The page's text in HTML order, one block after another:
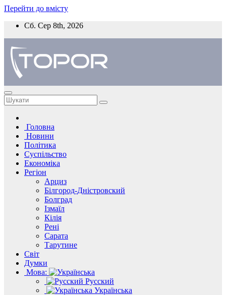
Перейти до вмісту
Сб. Сер 8th, 2026
Головна
Новини
Політика
Суспільство
Економіка
Регіон
Арциз
Білгород-Дністровский
Болград
Ізмаїл
Кілія
Рені
Сарата
Тарутине
Світ
Думки
Мова:
Русский
Українська